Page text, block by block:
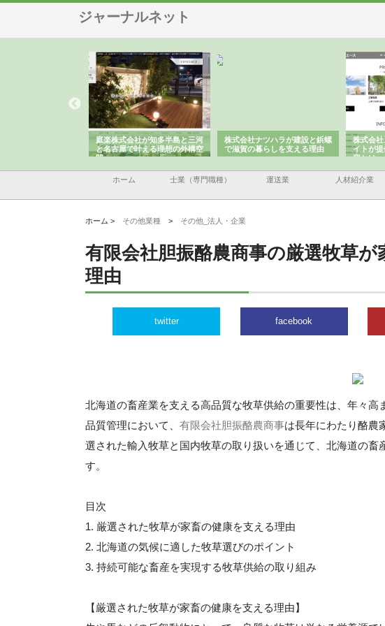
ジャーナルネット
庭楽株式会社が知多半島と三河
と名古屋で叶える理想の外構空
株式会社ナツハラが建設と鋲螺
で滋賀の暮らしを支える理由
株式会社メタ
イトが提供す
容とは
ホーム 士業（専門職種） 運送業 人材紹介業
ホーム > その他業種 > その他_法人・企業
有限会社胆振酪農商事の厳選牧草
理由
twitter facebook
北海道の畜産業を支える高品質な牧草供給の重要性は、年々
品質管理において、 有限会社胆振酪農商事は長年にわたり酪農
選された輸入牧草と国内牧草の取り扱いを通じて、北海道の
す。
目次
1. 厳選された牧草が家畜の健康を支える理由
2. 北海道の気候に適した牧草選びのポイント
3. 持続可能な畜産を実現する牧草供給の取り組み
【厳選された牧草が家畜の健康を支える理由】